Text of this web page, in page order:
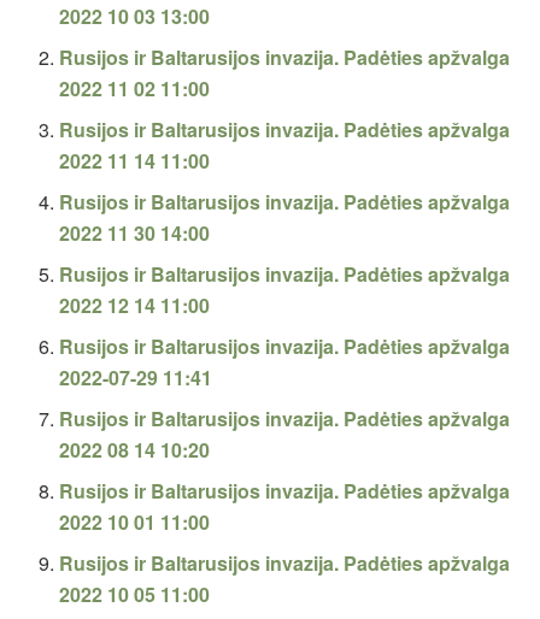
2022 10 03 13:00
Rusijos ir Baltarusijos invazija. Padėties apžvalga
2022 11 02 11:00
Rusijos ir Baltarusijos invazija. Padėties apžvalga
2022 11 14 11:00
Rusijos ir Baltarusijos invazija. Padėties apžvalga
2022 11 30 14:00
Rusijos ir Baltarusijos invazija. Padėties apžvalga
2022 12 14 11:00
Rusijos ir Baltarusijos invazija. Padėties apžvalga
2022-07-29 11:41
Rusijos ir Baltarusijos invazija. Padėties apžvalga
2022 08 14 10:20
Rusijos ir Baltarusijos invazija. Padėties apžvalga
2022 10 01 11:00
Rusijos ir Baltarusijos invazija. Padėties apžvalga
2022 10 05 11:00